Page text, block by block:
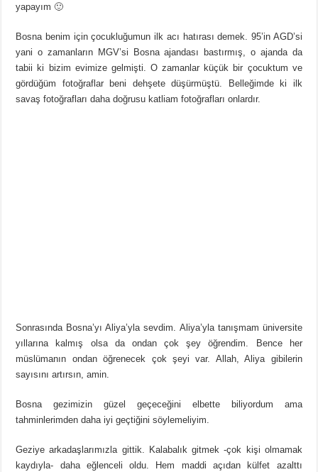
yapayım 🙂
Bosna benim için çocukluğumun ilk acı hatırası demek. 95’in AGD’si
yani o zamanların MGV’si Bosna ajandası bastırmış, o ajanda da
tabii ki bizim evimize gelmişti. O zamanlar küçük bir çocuktum ve
gördüğüm fotoğraflar beni dehşete düşürmüştü. Belleğimde ki ilk
savaş fotoğrafları daha doğrusu katliam fotoğrafları onlardır.
Sonrasında Bosna’yı Aliya’yla sevdim. Aliya’yla tanışmam üniversite
yıllarına kalmış olsa da ondan çok şey öğrendim. Bence her
müslümanın ondan öğrenecek çok şeyi var. Allah, Aliya gibilerin
sayısını artırsın, amin.
Bosna gezimizin güzel geçeceğini elbette biliyordum ama
tahminlerimden daha iyi geçtiğini söylemeliyim.
Geziye arkadaşlarımızla gittik. Kalabalık gitmek -çok kişi olmamak
kaydıyla- daha eğlenceli oldu. Hem maddi açıdan külfet azalttı